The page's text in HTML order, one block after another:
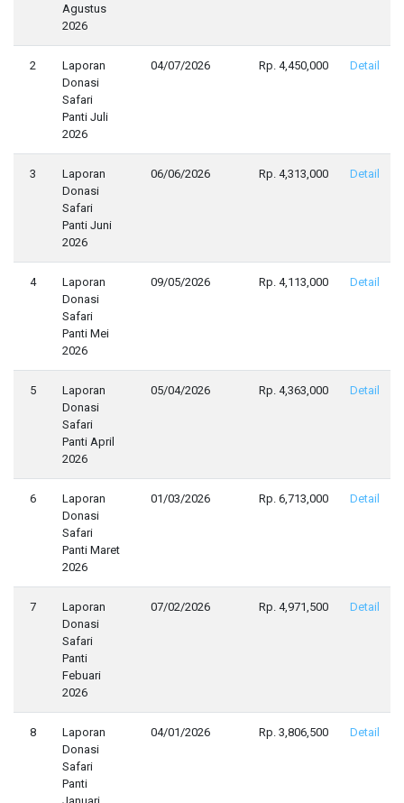
Agustus
2026
2
Laporan
Donasi
Safari
Panti Juli
2026
04/07/2026 Rp. 4,450,000 Detail
3
Laporan
Donasi
Safari
Panti Juni
2026
06/06/2026 Rp. 4,313,000 Detail
4
Laporan
Donasi
Safari
Panti Mei
2026
09/05/2026 Rp. 4,113,000 Detail
5
Laporan
Donasi
Safari
Panti April
2026
05/04/2026 Rp. 4,363,000 Detail
6
Laporan
Donasi
Safari
Panti Maret
2026
01/03/2026 Rp. 6,713,000 Detail
7
Laporan
Donasi
Safari
Panti
Febuari
2026
07/02/2026 Rp. 4,971,500 Detail
8
Laporan
Donasi
Safari
Panti
04/01/2026 Rp. 3,806,500 Detail